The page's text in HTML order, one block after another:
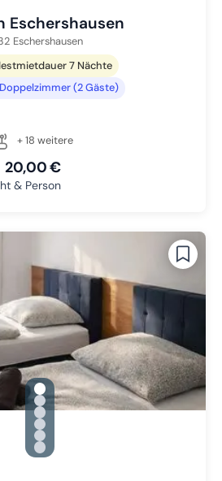
Eschershausen
Eschershausen
7 Nächte
(2 Gäste)
+ 18 weitere
20,00 €
& Person
gallery.slide_selector
Zu Slide 1 wechseln
Zu Slide 2 wechseln
Zu Slide 3 wechseln
Zu Slide 4 wechseln
Zu Slide 5 wechseln
Zu Slide 6 wechseln